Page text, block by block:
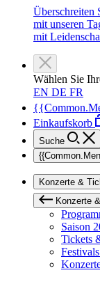
Überschreiten
mit unseren
mit
Wählen Sie
EN DE FR
Einkaufskorb
Suche
Konzerte &
Konzerte
Saison
Tickets